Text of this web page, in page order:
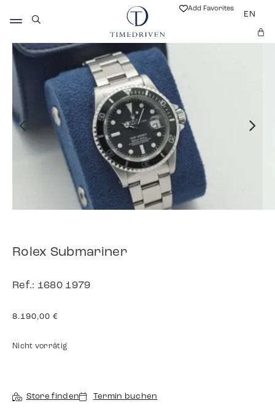
Add Favorites
EN
Rolex Submariner
Ref.: 1680 1979
8.190,00 €
Nicht vorrätig
Store finden Termin buchen